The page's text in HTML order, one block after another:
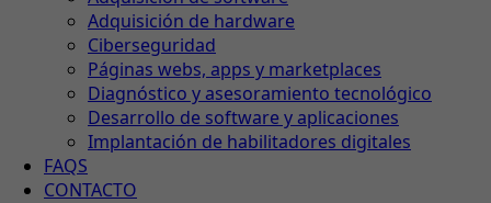
Adquisición de hardware
Ciberseguridad
Páginas webs, apps y marketplaces
Diagnóstico y asesoramiento tecnológico
Desarrollo de software y aplicaciones
Implantación de habilitadores digitales
FAQS
CONTACTO